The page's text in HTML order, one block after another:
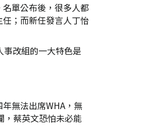
單公布後，很多人都
；而新任發言人丁怡
改組的一大特色是
無法出席WHA，無
，蔡英文恐怕未必能